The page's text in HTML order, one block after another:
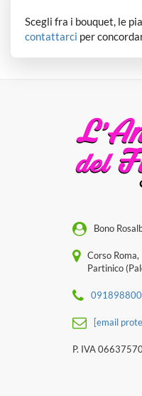
Scegli fra i bouquet, le
contattarci per
Bono
Corso
Partinico
[email
P. IVA